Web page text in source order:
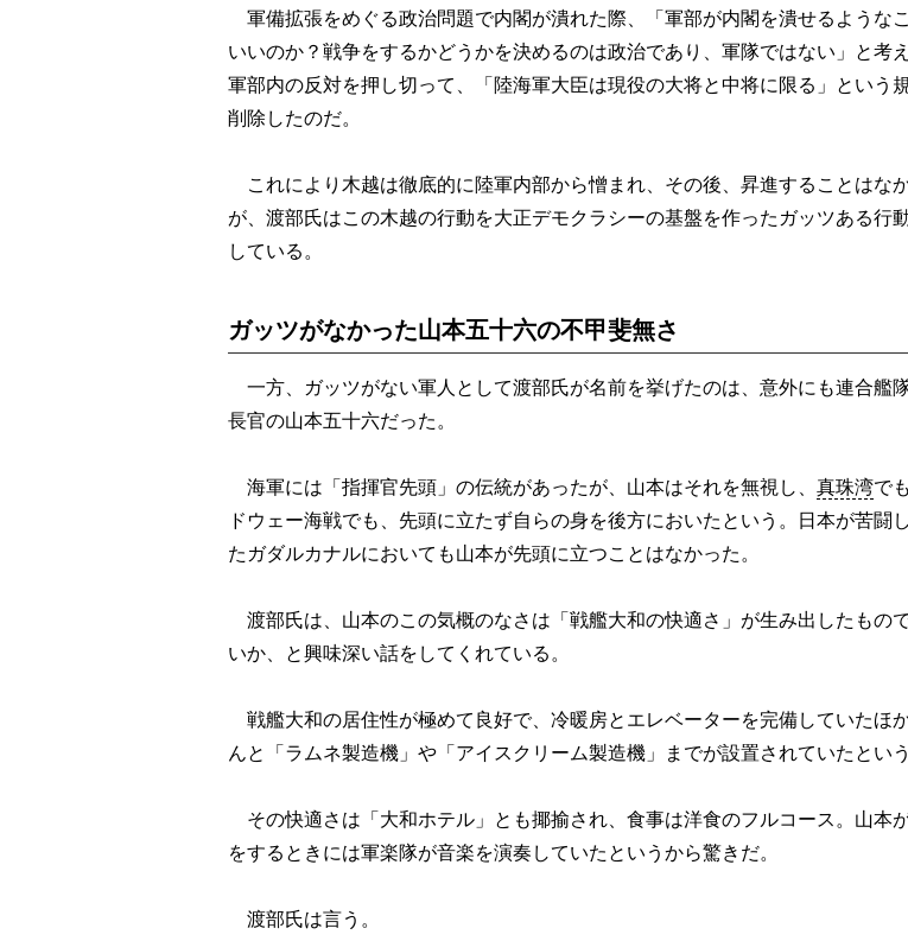
軍備拡張をめぐる政治問題で内閣が潰れた際、「軍部が内閣を潰せるような
いいのか？戦争をするかどうかを決めるのは政治であり、軍隊ではない」と考
軍部内の反対を押し切って、「陸海軍大臣は現役の大将と中将に限る」という
削除したのだ。
これにより木越は徹底的に陸軍内部から憎まれ、その後、昇進することはな
が、渡部氏はこの木越の行動を大正デモクラシーの基盤を作ったガッツある行
している。
ガッツがなかった山本五十六の不甲斐無さ
一方、ガッツがない軍人として渡部氏が名前を挙げたのは、意外にも連合艦
長官の山本五十六だった。
海軍には「指揮官先頭」の伝統があったが、山本はそれを無視し、 真珠湾で
ドウェー海戦でも、先頭に立たず自らの身を後方においたという。日本が苦闘
たガダルカナルにおいても山本が先頭に立つことはなかった。
渡部氏は、山本のこの気概のなさは「戦艦大和の快適さ」が生み出したもの
いか、と興味深い話をしてくれている。
戦艦大和の居住性が極めて良好で、冷暖房とエレベーターを完備していたほ
んと「ラムネ製造機」や「アイスクリーム製造機」までが設置されていたという
その快適さは「大和ホテル」とも揶揄され、食事は洋食のフルコース。山本
をするときには軍楽隊が音楽を演奏していたというから驚きだ。
渡部氏は言う。